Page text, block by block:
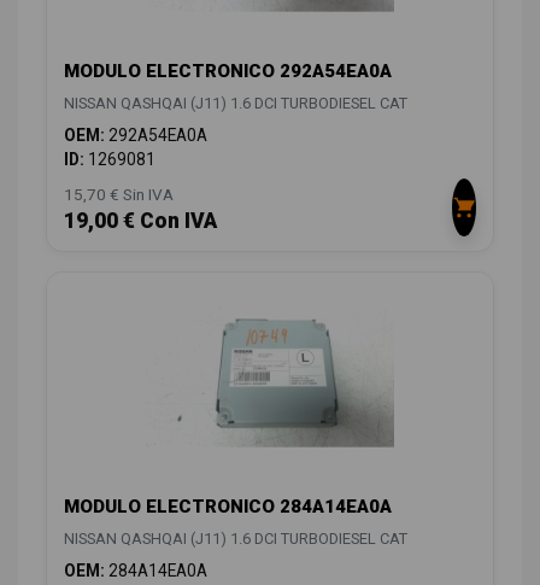
MODULO ELECTRONICO 292A54EA0A
NISSAN QASHQAI (J11) 1.6 DCI TURBODIESEL CAT
OEM: 292A54EA0A
ID: 1269081
15,70 € Sin IVA
19,00 € Con IVA
MODULO ELECTRONICO 284A14EA0A
NISSAN QASHQAI (J11) 1.6 DCI TURBODIESEL CAT
OEM: 284A14EA0A